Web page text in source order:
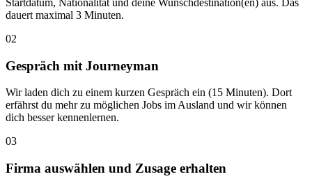
dauert maximal 3 Minuten.
02
Gespräch mit Journeyman
Wir laden dich zu einem kurzen Gespräch ein (15 Minuten). Dort
erfährst du mehr zu möglichen Jobs im Ausland und wir können
dich besser kennenlernen.
03
Firma auswählen und Zusage erhalten